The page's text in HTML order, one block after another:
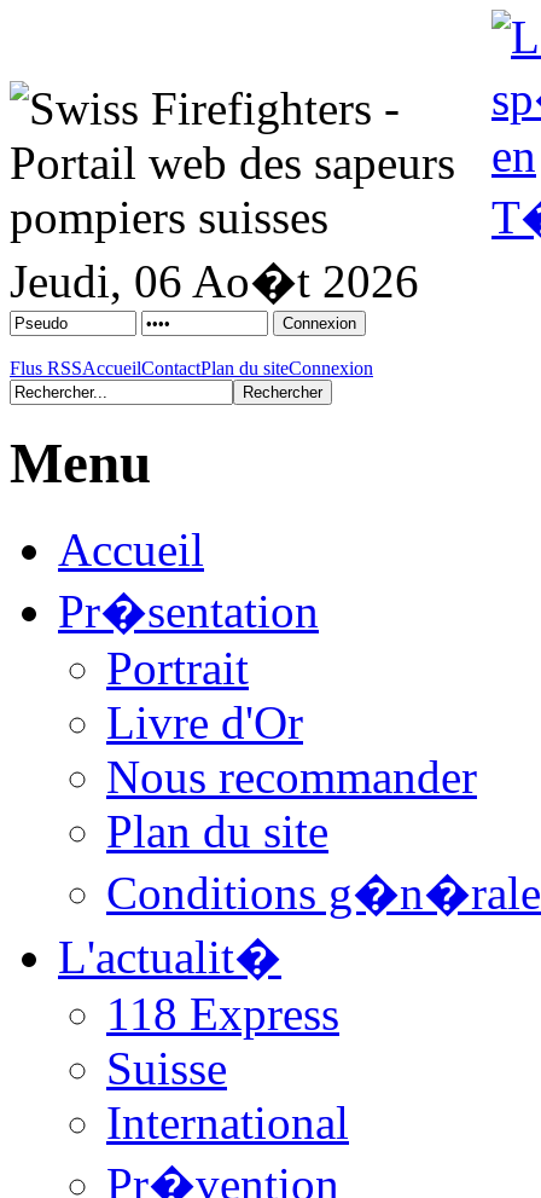
Jeudi, 06 Ao�t 2026
Flus RSSAccueilContactPlan du siteConnexion
Menu
Accueil
Pr�sentation
Portrait
Livre d'Or
Nous recommander
Plan du site
Conditions
L'actualit�
118 Express
Suisse
International
Pr�vention